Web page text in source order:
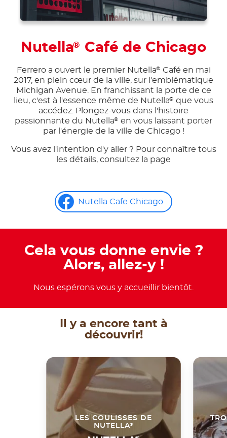
Nutella® Café de Chicago
Ferrero a ouvert le premier Nutella® Café en mai
2017, en plein cœur de la ville, sur l'emblématique
Michigan Avenue. En franchissant la porte de ce
lieu, c'est à l'essence même de Nutella® que vous
accédez. Plongez-vous dans l'histoire
passionnante du Nutella® en vous laissant porter
par l'énergie de la ville de Chicago !
Vous avez l'intention d'y aller ? Pour connaître tous
les détails, consultez la page
Nutella Cafe Chicago
Cela vous donne envie ?
Alors, allez-y !
Nous espérons vous y accueillir bientôt.
Il y a encore tant à
découvrir!
LES COULISSES DE
NUTELLA®